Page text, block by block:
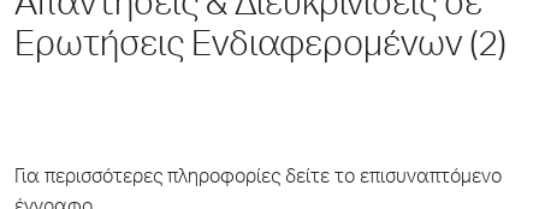
Απαντήσεις & Διευκρινίσεις σε
Ερωτήσεις Ενδιαφερομένων (2)
Για περισσότερες πληροφορίες δείτε το επισυναπτόμενο